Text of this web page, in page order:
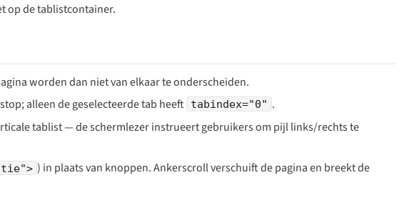
op de tablist­container.
worden dan niet van elkaar te onderscheiden.
alleen de geselecteerde tab heeft tabindex="0" .
tablist — de schermlezer instrueert gebruikers om pijl links/rechts te
) in plaats van knoppen. Anker­scroll verschuift de pagina en breekt de